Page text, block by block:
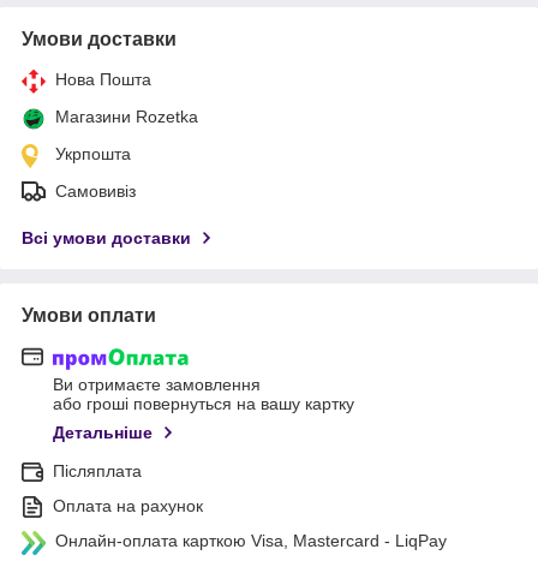
Умови доставки
Нова Пошта
Магазини Rozetka
Укрпошта
Самовивіз
Всі умови доставки
Умови оплати
Ви отримаєте замовлення
або гроші повернуться на вашу картку
Детальніше
Післяплата
Оплата на рахунок
Онлайн-оплата карткою Visa, Mastercard - LiqPay